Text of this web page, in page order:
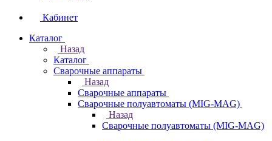
Кабинет
Каталог
Назад
Каталог
Сварочные аппараты
Назад
Сварочные аппараты
Сварочные полуавтоматы (MIG-MAG)
Назад
Сварочные полуавтоматы (MIG-MAG)